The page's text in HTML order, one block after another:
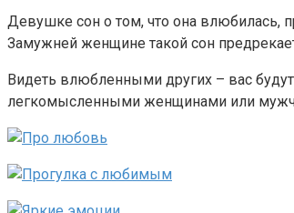
Девушке сон о том, что она влюбилась,
Замужней женщине такой сон
Видеть влюбленными других – вас
легкомысленными женщинами или